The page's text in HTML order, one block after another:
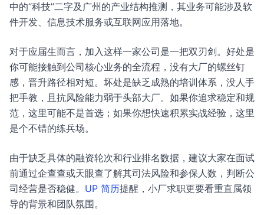
中的“科技”二字及广州的产业结构推测，其业务可能涉及软
件开发、信息技术服务或互联网应用落地。
对于应届生而言，加入这样一家公司是一把双刃剑。好处是
你可能接触到公司核心业务的全流程，没有大厂的螺丝钉
感，晋升路径相对短。坏处是缺乏成熟的培训体系，没人手
把手教，且抗风险能力弱于头部大厂。如果你追求稳定和规
范，这里可能不是首选；如果你想快速积累实战经验，这里
是个不错的练兵场。
由于缺乏具体的融资轮次和行业排名数据，建议大家在面试
前通过企查查或天眼查了解其司法风险和参保人数，判断公
司经营是否稳健。 UP 简历提醒，小厂求职更要看重直属领
导的背景和团队氛围。